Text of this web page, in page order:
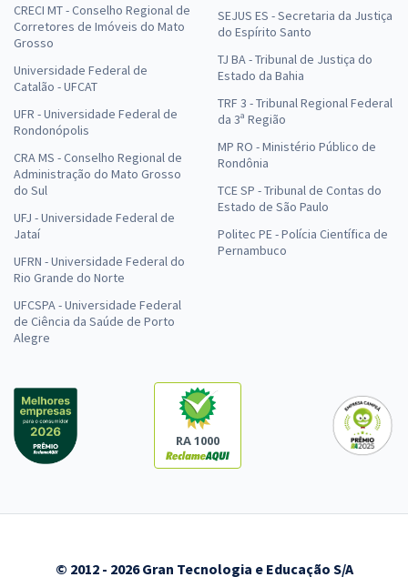
CRECI MT - Conselho Regional de
Corretores de Imóveis do Mato
Grosso
Universidade Federal de
Catalão - UFCAT
UFR - Universidade Federal de
Rondonópolis
CRA MS - Conselho Regional de
Administração do Mato Grosso
do Sul
UFJ - Universidade Federal de
Jataí
UFRN - Universidade Federal do
Rio Grande do Norte
UFCSPA - Universidade Federal
de Ciência da Saúde de Porto
Alegre
SEJUS ES - Secretaria da Justiça
do Espírito Santo
TJ BA - Tribunal de Justiça do
Estado da Bahia
TRF 3 - Tribunal Regional Federal
da 3ª Região
MP RO - Ministério Público de
Rondônia
TCE SP - Tribunal de Contas do
Estado de São Paulo
Politec PE - Polícia Científica de
Pernambuco
RA 1000
© 2012 - 2026 Gran Tecnologia e Educação S/A